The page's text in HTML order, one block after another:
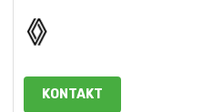
KONTAKT